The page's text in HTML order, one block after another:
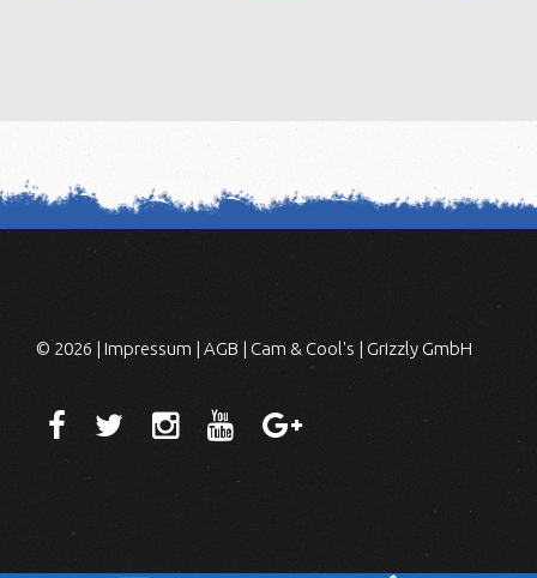
© 2026 | Impressum | AGB | Cam & Cool's | Grizzly GmbH